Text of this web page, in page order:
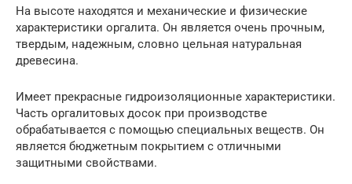
На высоте находятся и механические и физические
характеристики оргалита. Он является очень прочным,
твердым, надежным, словно цельная натуральная
древесина.
Имеет прекрасные гидроизоляционные характеристики.
Часть оргалитовых досок при производстве
обрабатывается с помощью специальных веществ. Он
является бюджетным покрытием с отличными
защитными свойствами.